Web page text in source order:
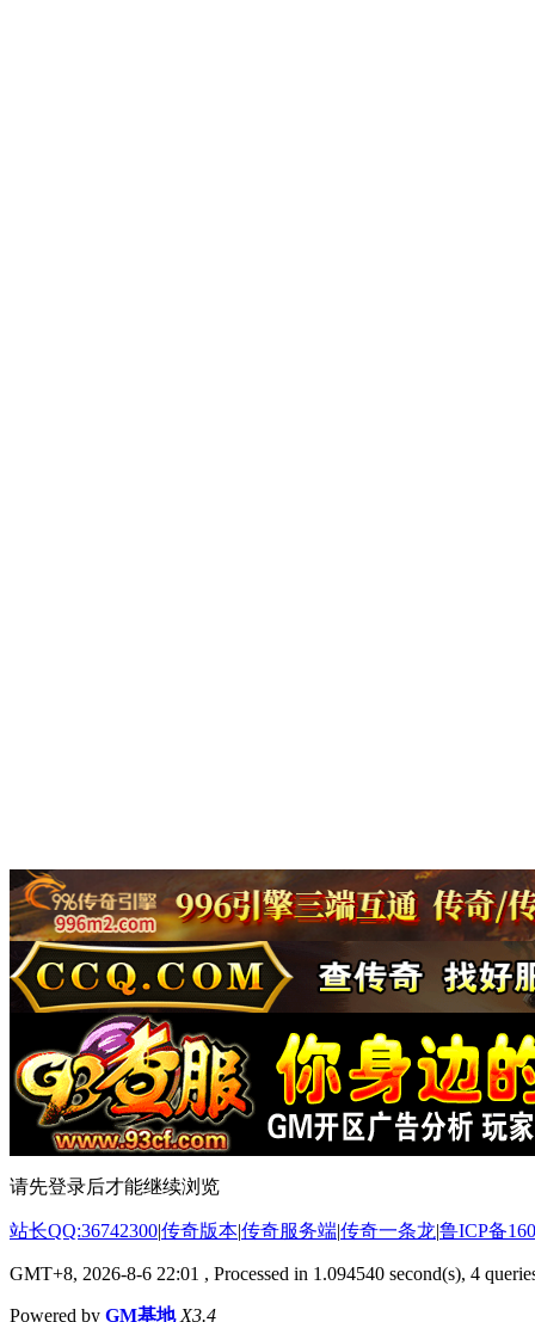
请先登录后才能继续浏览
站长QQ:36742300|传奇版本|传奇服务端|传奇一条龙|鲁ICP备
GMT+8, 2026-8-6 22:01 , Processed in 1.094540 second(s), 4
Powered by GM基地 X3.4